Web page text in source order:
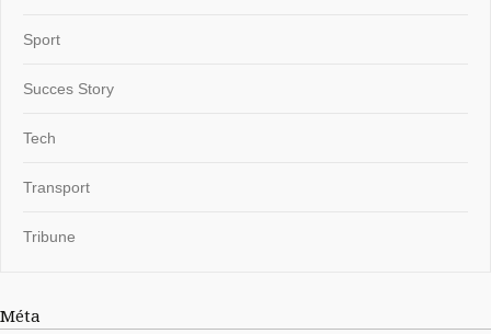
Sport
Succes Story
Tech
Transport
Tribune
Méta